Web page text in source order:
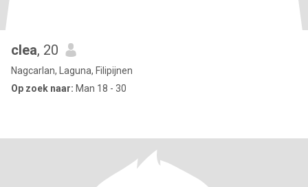
clea, 20
Nagcarlan, Laguna, Filipijnen
Op zoek naar: Man 18 - 30